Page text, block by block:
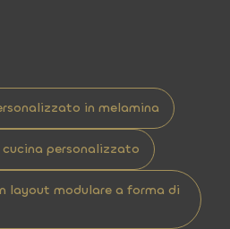
in melamina
personalizzato
layout modulare a forma di